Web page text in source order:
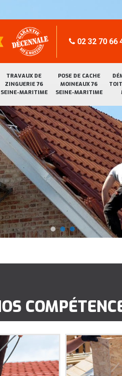
TRAVAUX DE
ZINGUERIE 76
SEINE-MARITIME
POSE DE CACHE
MOINEAUX 76
SEINE-MARITIME
02 32 70 66